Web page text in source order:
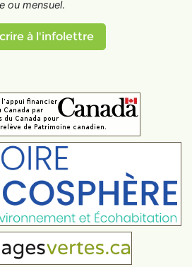
ou mensuel.
à l'infolettre